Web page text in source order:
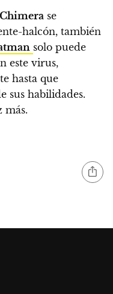
Chimera se
halcón, también
solo puede
este virus,
hasta que
sus habilidades.
más.